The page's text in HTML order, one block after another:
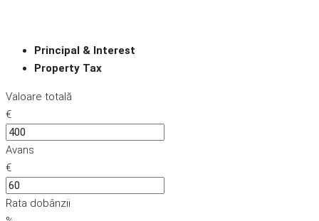
Principal & Interest
Property Tax
Valoare totală
€
Avans
€
Rata dobânzii